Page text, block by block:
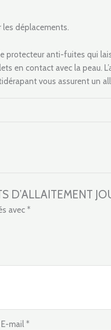
déplacements.
anti-fuites qui
en contact avec la peau.
vous assurent un
D’ALLAITEMENT
avec*
E-mail*